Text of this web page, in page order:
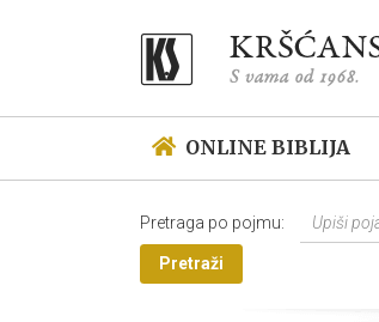
ONLINE BIBLIJA
Pretraga po pojmu:
Pretraži